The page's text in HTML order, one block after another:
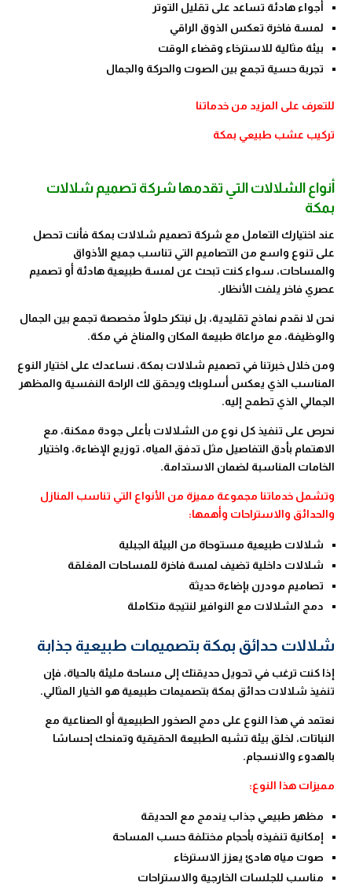
أجواء هادئة تساعد على تقليل التوتر
لمسة فاخرة تعكس الذوق الراقي
بيئة مثالية للاسترخاء وقضاء الوقت
تجربة حسية تجمع بين الصوت والحركة والجمال
للتعرف على المزيد من خدماتنا
تركيب عشب طبيعي بمكة
أنواع الشلالات التي تقدمها شركة تصميم شلالات
بمكة
عند اختيارك التعامل مع شركة تصميم شلالات بمكة فأنت تحصل
على تنوع واسع من التصاميم التي تناسب جميع الأذواق
والمساحات، سواء كنت تبحث عن لمسة طبيعية هادئة أو تصميم
عصري فاخر يلفت الأنظار.
نحن لا نقدم نماذج تقليدية، بل نبتكر حلولًا مخصصة تجمع بين الجمال
والوظيفة، مع مراعاة طبيعة المكان والمناخ في مكة.
ومن خلال خبرتنا في تصميم شلالات بمكة، نساعدك على اختيار النوع
المناسب الذي يعكس أسلوبك ويحقق لك الراحة النفسية والمظهر
الجمالي الذي تطمح إليه.
نحرص على تنفيذ كل نوع من الشلالات بأعلى جودة ممكنة، مع
الاهتمام بأدق التفاصيل مثل تدفق المياه، توزيع الإضاءة، واختيار
الخامات المناسبة لضمان الاستدامة.
وتشمل خدماتنا مجموعة مميزة من الأنواع التي تناسب المنازل
والحدائق والاستراحات وأهمها:
شلالات طبيعية مستوحاة من البيئة الجبلية
شلالات داخلية تضيف لمسة فاخرة للمساحات المغلقة
تصاميم مودرن بإضاءة حديثة
دمج الشلالات مع النوافير لنتيجة متكاملة
شلالات حدائق بمكة بتصميمات طبيعية جذابة
إذا كنت ترغب في تحويل حديقتك إلى مساحة مليئة بالحياة، فإن
تنفيذ شلالات حدائق بمكة بتصميمات طبيعية هو الخيار المثالي.
نعتمد في هذا النوع على دمج الصخور الطبيعية أو الصناعية مع
النباتات، لخلق بيئة تشبه الطبيعة الحقيقية وتمنحك إحساسًا
بالهدوء والانسجام.
مميزات هذا النوع:
مظهر طبيعي جذاب يندمج مع الحديقة
إمكانية تنفيذه بأحجام مختلفة حسب المساحة
صوت مياه هادئ يعزز الاسترخاء
مناسب للجلسات الخارجية والاستراحات